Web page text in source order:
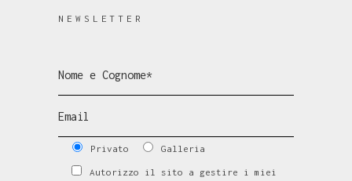
NEWSLETTER
Privato Galleria
Autorizzo il sito a gestire i miei